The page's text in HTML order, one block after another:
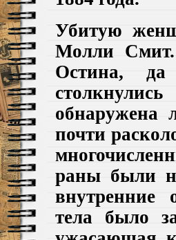
Убитую
Молли
Остина,
обнаружена
почти
раны были
внутренние
тела было